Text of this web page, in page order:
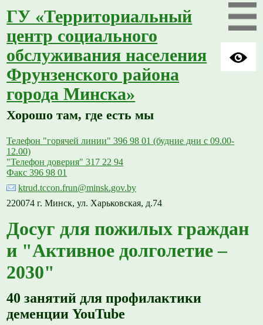
ГУ «Территориальный
центр социального
обслуживания населения
Фрунзенского района
города Минска»
Хорошо там, где есть мы
Телефон "горячей линии" 396 98 01 (будние дни с 09.00-
12.00)
"Телефон доверия" 317 22 94
Факс 396 98 01
ktrud.tccon.frun@minsk.gov.by
220074 г. Минск, ул. Харьковская, д.74
Досуг для пожилых граждан
и "Активное долголетие –
2030"
40 занятий для профилактики
деменции YouTube